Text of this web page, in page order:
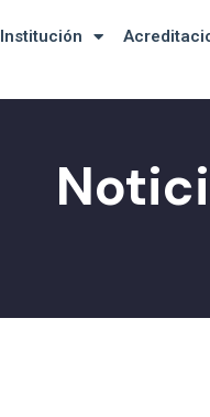
Institución